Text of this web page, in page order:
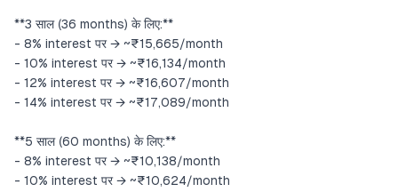
**3 साल (36 months) के लिए:**
- 8% interest पर → ~₹15,665/month
- 10% interest पर → ~₹16,134/month
- 12% interest पर → ~₹16,607/month
- 14% interest पर → ~₹17,089/month
**5 साल (60 months) के लिए:**
- 8% interest पर → ~₹10,138/month
- 10% interest पर → ~₹10,624/month